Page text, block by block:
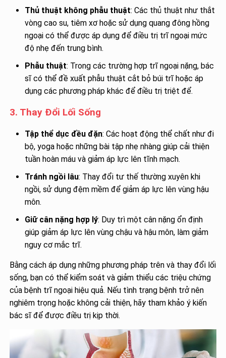
Thủ thuật không phẫu thuật: Các thủ thuật như thắt
vòng cao su, tiêm xơ hoặc sử dụng quang đông hồng
ngoại có thể được áp dụng để điều trị trĩ ngoại mức
độ nhẹ đến trung bình.
Phẫu thuật: Trong các trường hợp trĩ ngoại nặng, bác
sĩ có thể đề xuất phẫu thuật cắt bỏ búi trĩ hoặc áp
dụng các phương pháp khác để điều trị triệt để.
3. Thay Đổi Lối Sống
Tập thể dục đều đặn: Các hoạt động thể chất như đi
bộ, yoga hoặc những bài tập nhẹ nhàng giúp cải thiện
tuần hoàn máu và giảm áp lực lên tĩnh mạch.
Tránh ngồi lâu: Thay đổi tư thế thường xuyên khi
ngồi, sử dụng đệm mềm để giảm áp lực lên vùng hậu
môn.
Giữ cân nặng hợp lý: Duy trì một cân nặng ổn định
giúp giảm áp lực lên vùng chậu và hậu môn, làm giảm
nguy cơ mắc trĩ.
Bằng cách áp dụng những phương pháp trên và thay đổi lối
sống, bạn có thể kiểm soát và giảm thiểu các triệu chứng
của bệnh trĩ ngoại hiệu quả. Nếu tình trạng bệnh trở nên
nghiêm trọng hoặc không cải thiện, hãy tham khảo ý kiến
bác sĩ để được điều trị kịp thời.